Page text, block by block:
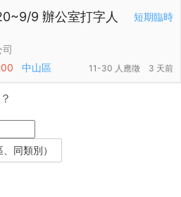
短期臨時
9 辦公室打字人
中山區 11-30 人應徵 3 天前